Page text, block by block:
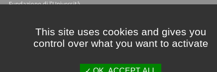
Fundazione di l'Università
This site uses cookies and gives you
control over what you want to activate